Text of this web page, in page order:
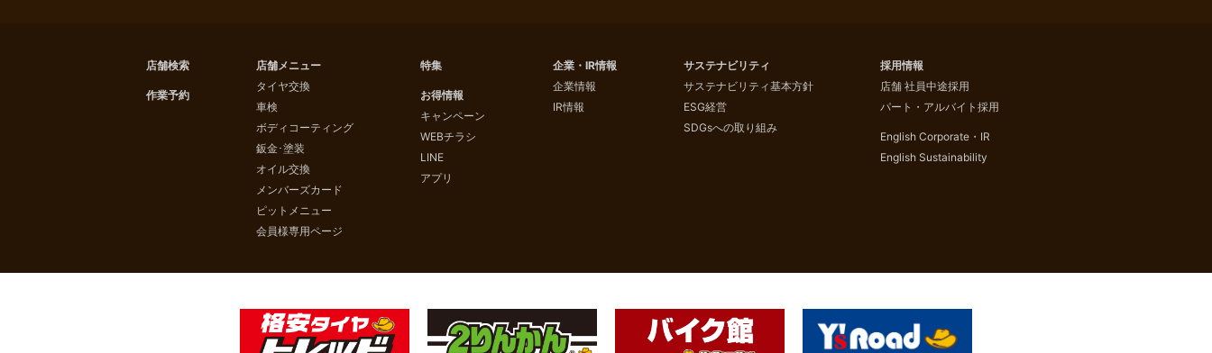
店舗検索
作業予約
店舗メニュー
タイヤ交換
車検
ボディコーティング
鈑金･塗装
オイル交換
メンバーズカード
ピットメニュー
会員様専用ページ
特集
お得情報
キャンペーン
WEBチラシ
LINE
アプリ
企業・IR情報
企業情報
IR情報
サステナビリティ
サステナビリティ基本方針
ESG経営
SDGsへの取り組み
採用情報
店舗 社員中途採用
パート・アルバイト採用
English Corporate・IR
English Sustainability